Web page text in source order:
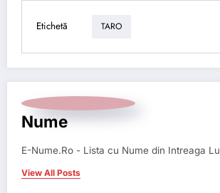
Etichetă TARO
Nume
E-Nume.Ro - Lista cu Nume din Intreaga
View All Posts